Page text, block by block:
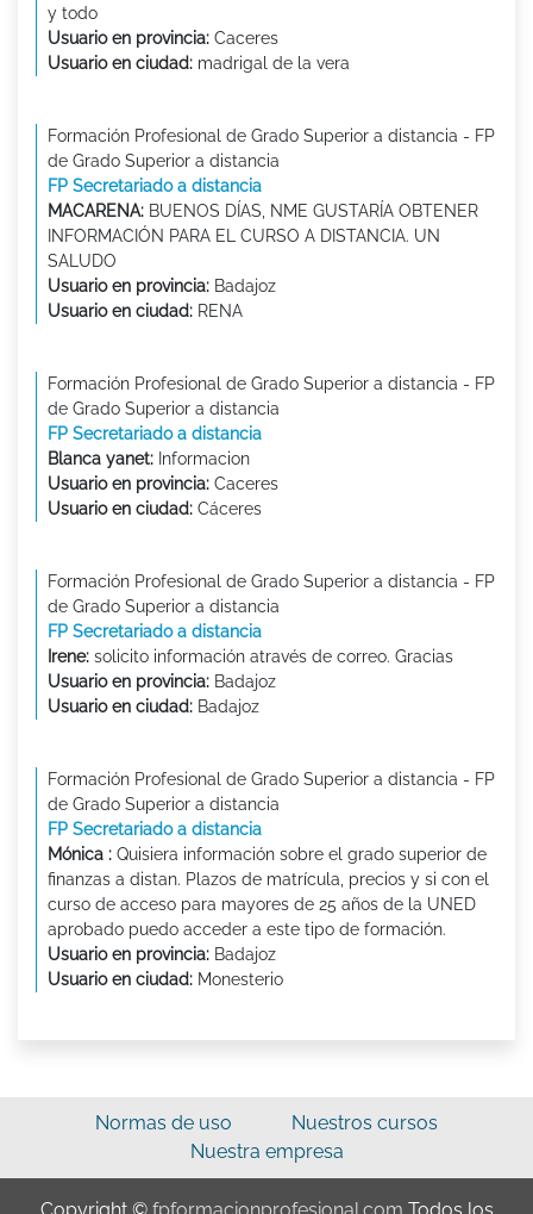
y todo
Usuario en provincia: Caceres
Usuario en ciudad: madrigal de la vera
Formación Profesional de Grado Superior a distancia - FP
de Grado Superior a distancia
FP Secretariado a distancia
MACARENA: BUENOS DÍAS, NME GUSTARÍA OBTENER
INFORMACIÓN PARA EL CURSO A DISTANCIA. UN
SALUDO
Usuario en provincia: Badajoz
Usuario en ciudad: RENA
Formación Profesional de Grado Superior a distancia - FP
de Grado Superior a distancia
FP Secretariado a distancia
Blanca yanet: Informacion
Usuario en provincia: Caceres
Usuario en ciudad: Cáceres
Formación Profesional de Grado Superior a distancia - FP
de Grado Superior a distancia
FP Secretariado a distancia
Irene: solicito información através de correo. Gracias
Usuario en provincia: Badajoz
Usuario en ciudad: Badajoz
Formación Profesional de Grado Superior a distancia - FP
de Grado Superior a distancia
FP Secretariado a distancia
Mónica : Quisiera información sobre el grado superior de
finanzas a distan. Plazos de matrícula, precios y si con el
curso de acceso para mayores de 25 años de la UNED
aprobado puedo acceder a este tipo de formación.
Usuario en provincia: Badajoz
Usuario en ciudad: Monesterio
Normas de uso
Nuestros cursos
Nuestra empresa